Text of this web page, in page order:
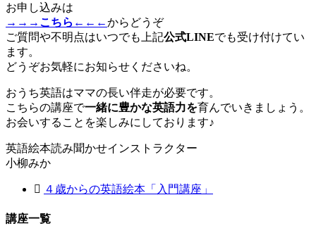
お申し込みは
→→→こちら←←←からどうぞ
ご質問や不明点はいつでも上記公式LINEでも受け付けてい
ます。
どうぞお気軽にお知らせくださいね。
おうち英語はママの長い伴走が必要です。
こちらの講座で一緒に豊かな英語力を育んでいきましょう。
お会いすることを楽しみにしております♪
英語絵本読み聞かせインストラクター
小柳みか
４歳からの英語絵本「入門講座」
講座一覧